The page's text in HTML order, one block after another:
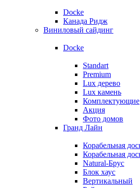
Docke
Канада Ридж
Виниловый сайдинг
Docke
Standart
Premium
Lux дерево
Lux камень
Комплектующие
Акция
Фото домов
Гранд Лайн
Корабельная
Корабельная
Natural-Брус
Блок хаус
Вертикальный